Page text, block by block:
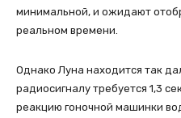
минимальной, и ожидают
реальном времени.
Однако Луна находится так
радиосигналу требуется 1,3
реакцию гоночной машинки